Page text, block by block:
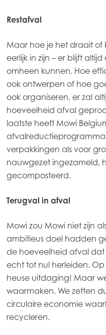
Mowi Japan
Mowi Korea
Mowi Taiwan
Europe
Mowi Belgium (FR)
Mowi Belgium (NL)
Mowi Czechia (CZ)
Mowi Czechia (EN)
Mowi Germany
Mowi Italy
Mowi Netherlands
Mowi Norway
Mowi Poland
Ga
Restafval
Maar hoe je het draait of
eerlijk in zijn – er blijft
omheen kunnen. Hoe
ook ontwerpen of hoe
ook organiseren, er zal
hoeveelheid afval
laatste heeft Mowi
afvalreductieprogramma
verpakkingen als voor
nauwgezet ingezameld,
gecomposteerd.
Terugval in afval
Mowi zou Mowi niet zijn
ambitieus doel hadden
de hoeveelheid afval
echt tot nul herleiden.
heuse uitdaging! Maar
waarmaken. We zetten
circulaire economie
recycleren.